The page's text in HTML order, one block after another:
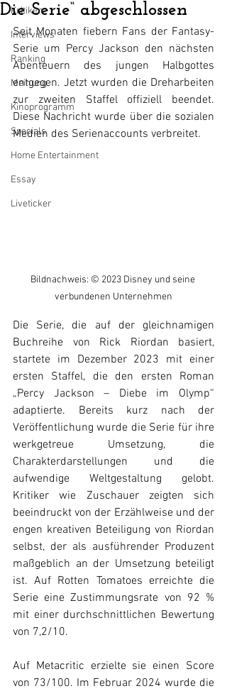
Kritiken
Interviews
Ranking
Meinung
Kinoprogramm
Specials
Home Entertainment
Essay
Liveticker
Die Serie“ abgeschlossen
Seit Monaten fiebern Fans der Fantasy-
Serie um Percy Jackson den nächsten
Abenteuern des jungen Halbgottes
entgegen. Jetzt wurden die Dreharbeiten
zur zweiten Staffel offiziell beendet.
Diese Nachricht wurde über die sozialen
Medien des Serienaccounts verbreitet.
Bildnachweis: © 2023 Disney und seine
verbundenen Unternehmen
Die Serie, die auf der gleichnamigen
Buchreihe von Rick Riordan basiert,
startete im Dezember 2023 mit einer
ersten Staffel, die den ersten Roman
„Percy Jackson – Diebe im Olymp“
adaptierte. Bereits kurz nach der
Veröffentlichung wurde die Serie für ihre
werkgetreue Umsetzung, die
Charakterdarstellungen und die
aufwendige Weltgestaltung gelobt.
Kritiker wie Zuschauer zeigten sich
beeindruckt von der Erzählweise und der
engen kreativen Beteiligung von Riordan
selbst, der als ausführender Produzent
maßgeblich an der Umsetzung beteiligt
ist. Auf Rotten Tomatoes erreichte die
Serie eine Zustimmungsrate von 92 %
mit einer durchschnittlichen Bewertung
von 7,2/10.
Auf Metacritic erzielte sie einen Score
von 73/100. Im Februar 2024 wurde die